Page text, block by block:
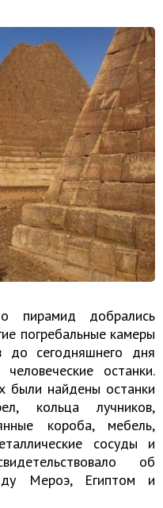
пирамид добрались
погребальные камеры
до сегодняшнего дня
останки.
были найдены останки
кольца лучников,
короба, мебель,
сосуды и
об
Мероэ, Египтом и